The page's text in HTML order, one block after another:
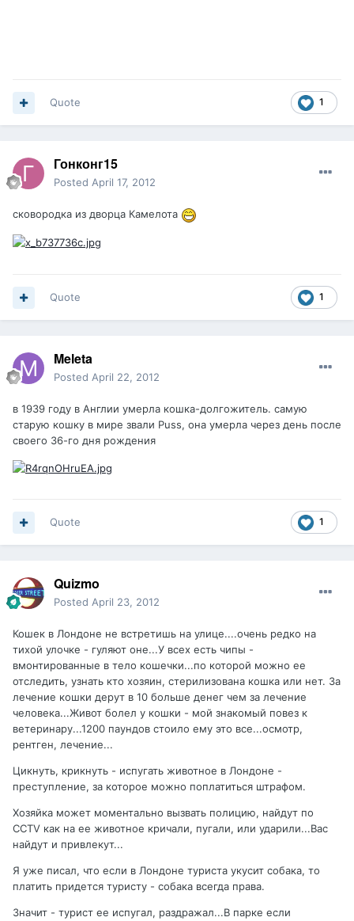
1
Quote
Гонконг15
Posted April 17, 2012
сковородка из дворца Камелота
1
Quote
Meleta
Posted April 22, 2012
в 1939 году в Англии умерла кошка-долгожитель. самую
старую кошку в мире звали Puss, она умерла через день после
своего 36-го дня рождения
1
Quote
Quizmo
Posted April 23, 2012
Кошек в Лондоне не встретишь на улице....очень редко на
тихой улочке - гуляют оне...У всех есть чипы -
вмонтированные в тело кошечки...по которой можно ее
отследить, узнать кто хозяин, стерилизована кошка или нет. За
лечение кошки дерут в 10 больше денег чем за лечение
человека...Живот болел у кошки - мой знакомый повез к
ветеринару...1200 паундов стоило ему это все...осмотр,
рентген, лечение...
Цикнуть, крикнуть - испугать животное в Лондоне -
преступление, за которое можно поплатиться штрафом.
Хозяйка может моментально вызвать полицию, найдут по
CCTV как на ее животное кричали, пугали, или ударили...Вас
найдут и привлекут...
Я уже писал, что если в Лондоне туриста укусит собака, то
платить придется туристу - собака всегда права.
Значит - турист ее испугал, раздражал...В парке если